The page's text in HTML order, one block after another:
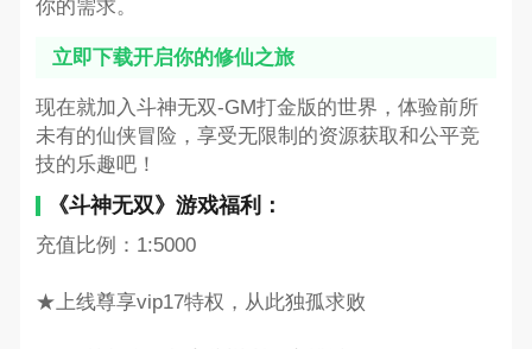
你的需求。
立即下载开启你的修仙之旅
现在就加入斗神无双-GM打金版的世界，体验前所
未有的仙侠冒险，享受无限制的资源获取和公平竞
技的乐趣吧！
《斗神无双》游戏福利：
充值比例：1:5000
★上线尊享vip17特权，从此独孤求败